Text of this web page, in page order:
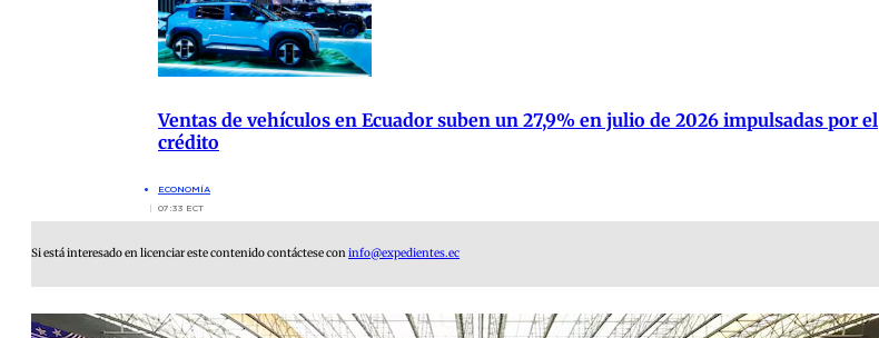
Ventas de vehículos en Ecuador suben un 27,9% en julio de 2026 impulsadas por el
crédito
ECONOMÍA
07:33 ECT
Si está interesado en licenciar este contenido contáctese coninfo@expedientes.ec